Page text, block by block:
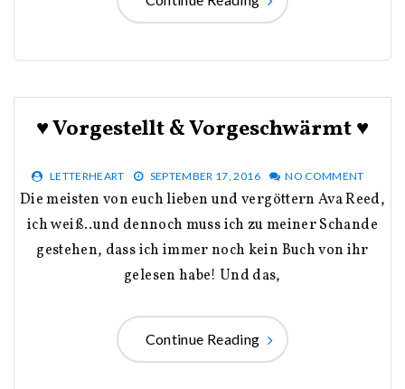
♥ Vorgestellt & Vorgeschwärmt ♥
LETTERHEART SEPTEMBER 17, 2016 NO COMMENT
Die meisten von euch lieben und vergöttern Ava Reed,
ich weiß..und dennoch muss ich zu meiner Schande
gestehen, dass ich immer noch kein Buch von ihr
gelesen habe! Und das,
Continue Reading